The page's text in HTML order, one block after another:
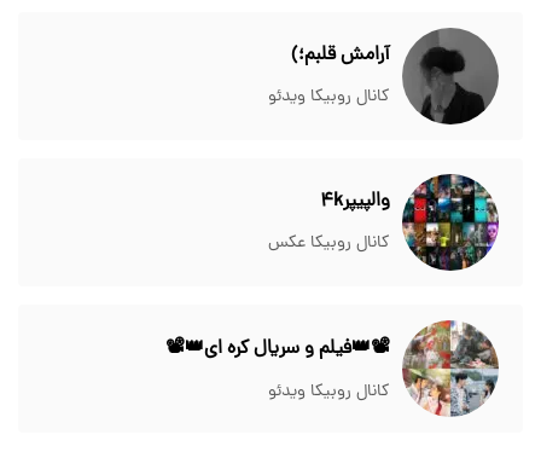
آرامش قلبم؛)
کانال روبیکا ویدئو
والپیپر4k
کانال روبیکا عکس
📽👑فیلم و سریال کره ای👑📽
کانال روبیکا ویدئو